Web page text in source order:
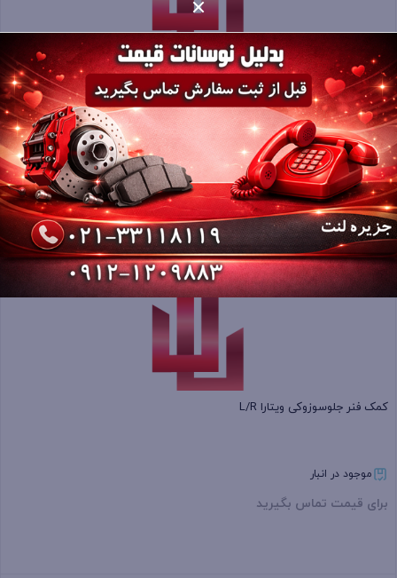
کمک فنر عقب سوزوکی ویتارا
موجود در انبار
برای قیمت تماس بگیرید
بستن
کمک فنر جلوسوزوکی ویتارا L/R
موجود در انبار
برای قیمت تماس بگیرید